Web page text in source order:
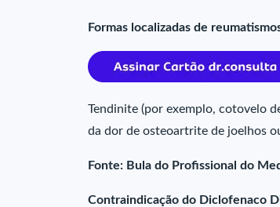
Formas localizadas de
Tendinite (por exemplo, cotovelo
da dor de osteoartrite de joelhos
Fonte: Bula do Profissional do
Contraindicação do Diclofenaco